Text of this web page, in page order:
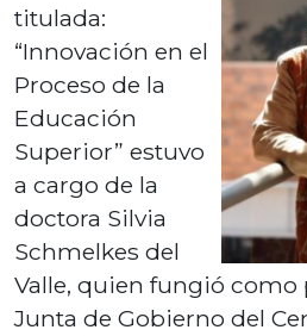
titulada:
“Innovación en el
Proceso de la
Educación
Superior” estuvo
a cargo de la
doctora Silvia
Schmelkes del
Valle, quien fungió como
Junta de Gobierno del